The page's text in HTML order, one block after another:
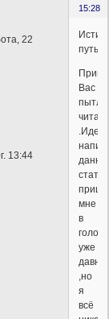
15:28
22
13:44
путь.
Вас
.Идея
статьи
мне
в
голову
уже
давно
,но
я
всё